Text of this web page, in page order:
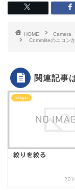
HOME Camera
Commliteのニコン
関連記事
Ichigan
絞りを絞る